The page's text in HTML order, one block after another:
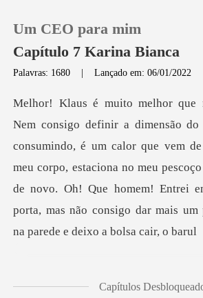
Loja
Um CEO para mim
Capítulo 7 Karina Bianca
Palavras: 1680 |Lançado em: 06/01/2022
m calor que vem
meu corpo, estaciona no meu
de novo. Oh! Que homem!
Capítulos